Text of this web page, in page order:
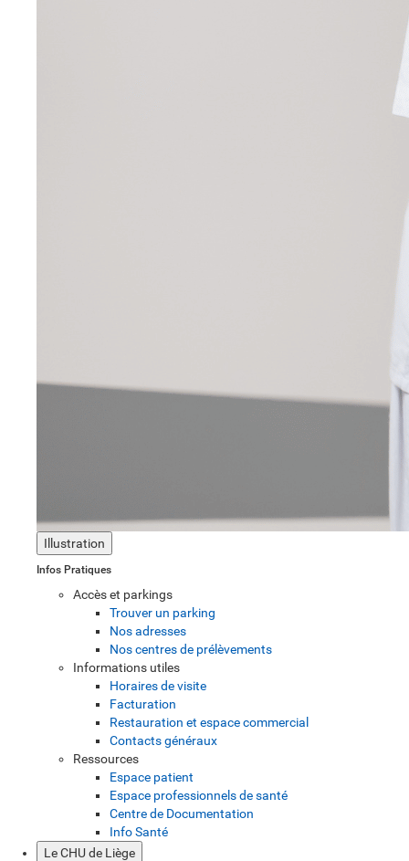
Illustration
Infos Pratiques
Accès et parkings
Trouver un parking
Nos adresses
Nos centres de prélèvements
Informations utiles
Horaires de visite
Facturation
Restauration et espace commercial
Contacts généraux
Ressources
Espace patient
Espace professionnels de santé
Centre de Documentation
Info Santé
Le CHU de Liège